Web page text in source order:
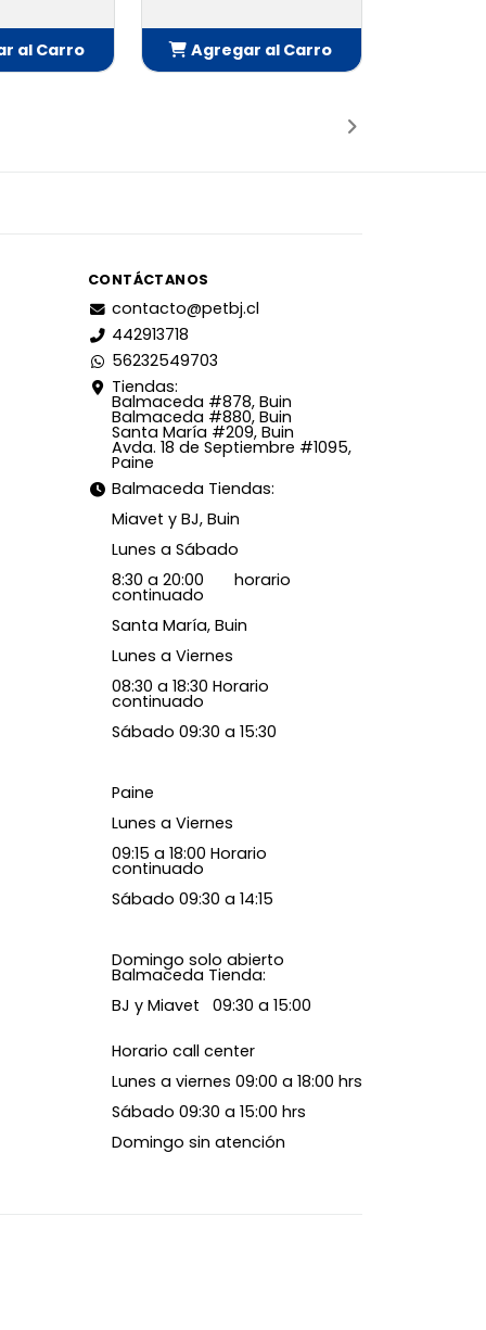
al Carro
Agregar al Carro
CONTÁCTANOS
contacto@petbj.cl
442913718
56232549703
Tiendas:
Balmaceda #878, Buin
Balmaceda #880, Buin
Santa María #209, Buin
Avda. 18 de Septiembre #1095,
Paine
Balmaceda Tiendas:
Miavet y BJ, Buin
Lunes a Sábado
8:30 a 20:00 horario
continuado
Santa María, Buin
Lunes a Viernes
08:30 a 18:30 Horario
continuado
Sábado 09:30 a 15:30
Paine
Lunes a Viernes
09:15 a 18:00 Horario
continuado
Sábado 09:30 a 14:15
Domingo solo abierto
Balmaceda Tienda:
BJ y Miavet 09:30 a 15:00
Horario call center
Lunes a viernes 09:00 a 18:00 hrs
Sábado 09:30 a 15:00 hrs
Domingo sin atención